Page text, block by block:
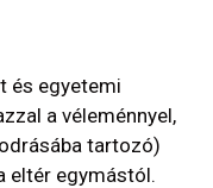
és egyetemi
a véleménnyel,
tartozó)
eltér egymástól.